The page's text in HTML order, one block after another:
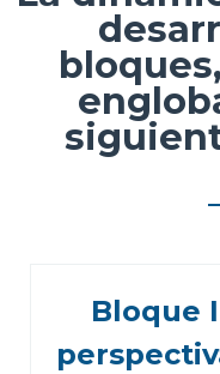
Bloque